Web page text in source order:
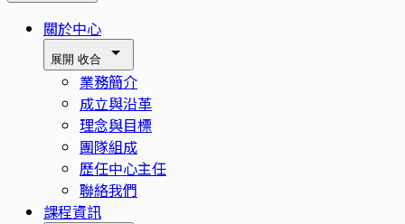
關於中心
展開 收合
業務簡介
成立與沿革
理念與目標
團隊組成
歷任中心主任
聯絡我們
課程資訊